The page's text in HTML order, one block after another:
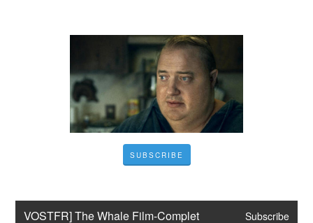
SUBSCRIBE
VOSTFR] The Whale Film-Complet
Subscribe